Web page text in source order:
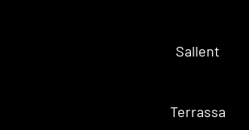
Sallent
Terrassa